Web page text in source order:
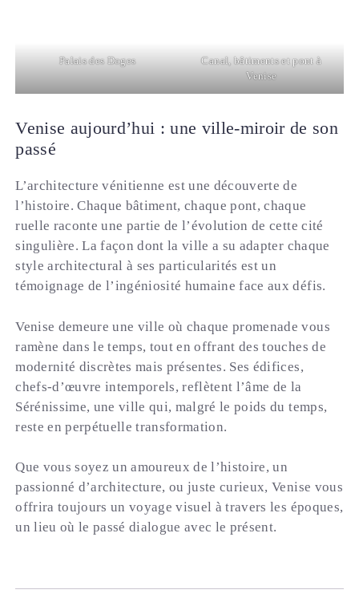
Palais des Doges
Canal, bâtiments et pont à
Venise
Venise aujourd’hui : une ville-miroir de son
passé
L’architecture vénitienne est une découverte de
l’histoire. Chaque bâtiment, chaque pont, chaque
ruelle raconte une partie de l’évolution de cette cité
singulière. La façon dont la ville a su adapter chaque
style architectural à ses particularités est un
témoignage de l’ingéniosité humaine face aux défis.
Venise demeure une ville où chaque promenade vous
ramène dans le temps, tout en offrant des touches de
modernité discrètes mais présentes. Ses édifices,
chefs-d’œuvre intemporels, reflètent l’âme de la
Sérénissime, une ville qui, malgré le poids du temps,
reste en perpétuelle transformation.
Que vous soyez un amoureux de l’histoire, un
passionné d’architecture, ou juste curieux, Venise vous
offrira toujours un voyage visuel à travers les époques,
un lieu où le passé dialogue avec le présent.